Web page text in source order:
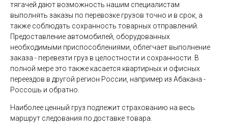
тягачей дают возможность нашим специалистам
выполнять заказы по перевозке грузов точно и в срок, а
также соблюдать сохранность товарных отправлений.
Предоставление автомобилей, оборудованных
необходимыми приспособлениями, облегчает выполнение
заказа - перевезти груз в целостности и сохранности. В
полной мере это также касается квартирных и офисных
переездов в другой регион России, например из Абакана -
Россошь и обратно.
Наиболее ценный груз подлежит страхованию на весь
маршрут следования по доставке товара.